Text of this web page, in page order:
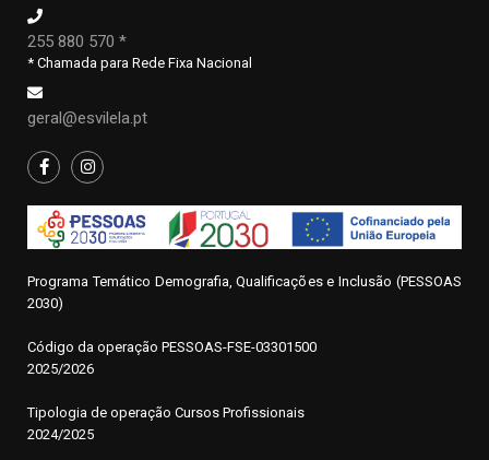
255 880 570 *
* Chamada para Rede Fixa Nacional
geral@esvilela.pt
Programa Temático Demografia, Qualificações e Inclusão (PESSOAS
2030)
Código da operação PESSOAS-FSE-03301500
2025/2026
Tipologia de operação Cursos Profissionais
2024/2025